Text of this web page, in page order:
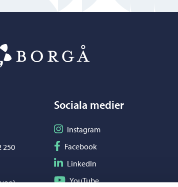
250
Sociala medier
Följ på Instagram
Instagram
Följ på Facebook
Facebook
Följ på LinkedIn
LinkedIn
Följ på YouTube
YouTube